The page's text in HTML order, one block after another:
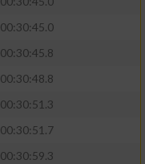
00:30:45.0
00:30:45.8
00:30:48.8
00:30:51.3
00:30:51.7
00:30:59.3